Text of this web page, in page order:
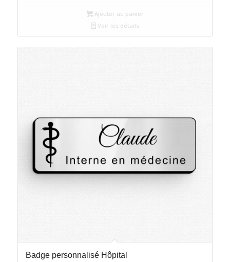
Ajouter au panier
Voir les détails
Badge personnalisé Hôpital